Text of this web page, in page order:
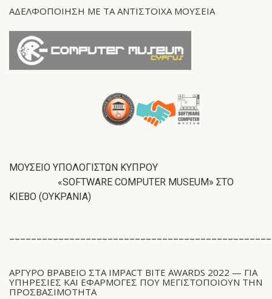
ΑΔΕΛΦΟΠΟΙΗΣΗ ΜΕ ΤΑ ΑΝΤΊΣΤΟΙΧΑ ΜΟΥΣΕΙΑ
ΜΟΥΣΕΙΟ ΥΠΟΛΟΓΙΣΤΩΝ ΚΥΠΡΟΥ
«SOFTWARE COMPUTER MUSEUM» ΣΤΟ
ΚΙΕΒΟ (ΟΥΚΡΑΝΙΑ)
ΑΡΓΥΡΟ ΒΡΑΒΕΙΟ ΣΤΑ IMPACT BITE AWARDS 2022 — ΓΙΑ
ΥΠΗΡΕΣΊΕΣ ΚΑΙ ΕΦΑΡΜΟΓΈΣ ΠΟΥ ΜΕΓΙΣΤΟΠΟΙΟΎΝ ΤΗΝ
ΠΡΟΣΒΑΣΙΜΌΤΗΤΑ